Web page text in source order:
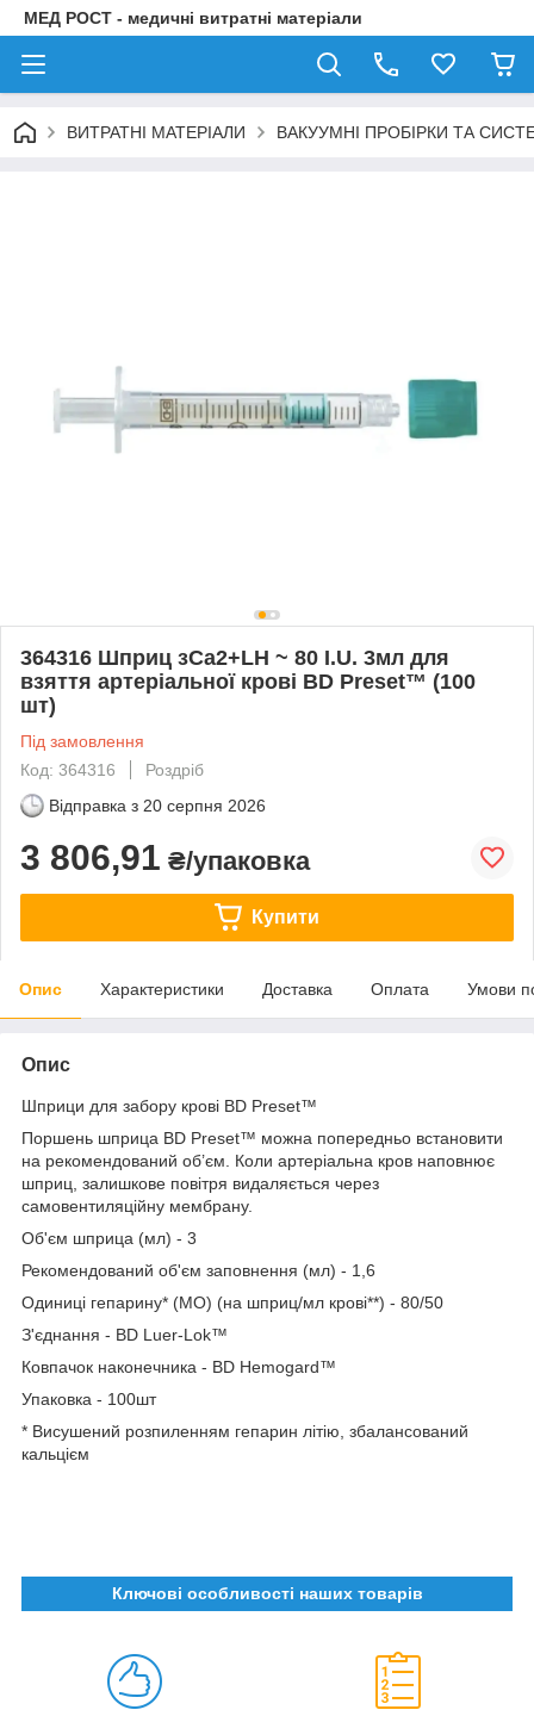
МЕД РОСТ - медичні витратні матеріали
ВИТРАТНІ МАТЕРІАЛИ ВАКУУМНІ ПРОБІРКИ ТА
364316 Шприц зCa2+LH ~ 80 I.U. 3мл для
взяття артеріальної крові BD Preset™ (100
шт)
Під замовлення
Код: 364316
Роздріб
Відправка з 20 серпня 2026
3 806,91 ₴/упаковка
Купити
Опис Характеристики Доставка Оплата Умови
Опис
Шприци для забору крові BD Preset™
Поршень шприца BD Preset™ можна попередньо встановити
на рекомендований об’єм. Коли артеріальна кров наповнює
шприц, залишкове повітря видаляється через
самовентиляційну мембрану.
Об'єм шприца (мл) - 3
Рекомендований об'єм заповнення (мл) - 1,6
Одиниці гепарину* (МО) (на шприц/мл крові**) - 80/50
З'єднання - BD Luer-Lok™
Ковпачок наконечника - BD Hemogard™
Упаковка - 100шт
* Висушений розпиленням гепарин літію, збалансований
кальцієм
Ключові особливості наших товарів